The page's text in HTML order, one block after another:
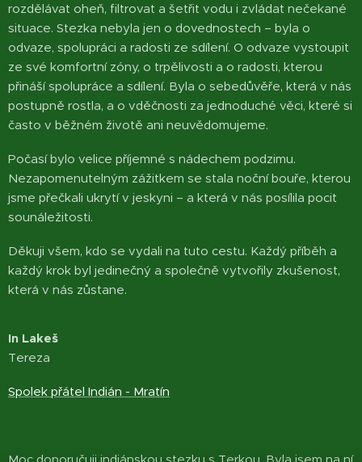
rozdělávat oheň, filtrovat a šetřit vodu i zvládat nečekané
situace. Stezka nebyla jen o dovednostech – byla o
odvaze, spolupráci a radosti ze sdílení. O odvaze vystoupit
ze své komfortní zóny, o trpělivosti a o radosti, kterou
přináší spolupráce a sdílení. Byla o sebedůvěře, která v nás
postupně rostla, a o vděčnosti za jednoduché věci, které si
často v běžném životě ani neuvědomujeme.
Počasí bylo velice příjemné s nádechem podzimu.
Nezapomenutelným zážitkem se stala noční bouře, kterou
jsme přečkali ukrytí v jeskyni – a která v nás posílila pocit
sounáležitosti.
Děkuji všem, kdo se vydali na tuto cestu. Každý příběh a
každý krok byl jedinečný a společně vytvořily zkušenost,
která v nás zůstane.
In Lakeš
Tereza
Spolek přátel Indián - Mratín